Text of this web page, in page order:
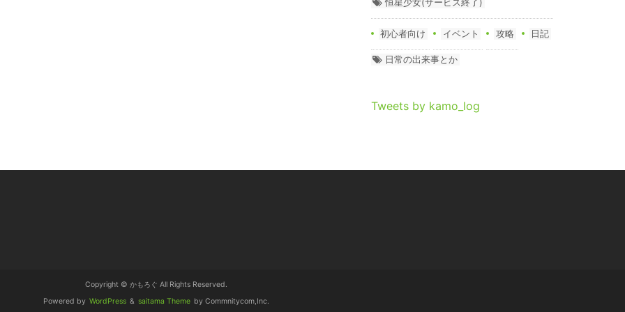
初心者向け イベント 攻略 日記
日常の出来事とか
Tweets by kamo_log
Copyright © かもろぐ All Rights Reserved.
Powered by WordPress & saitama Theme by Commnitycom,Inc.